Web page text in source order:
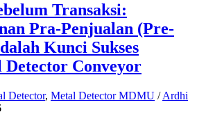
Transaksi:
Pra-Penjualan (Pre-
Kunci Sukses
Conveyor
Detector, Metal Detector MDMU /Ardhi